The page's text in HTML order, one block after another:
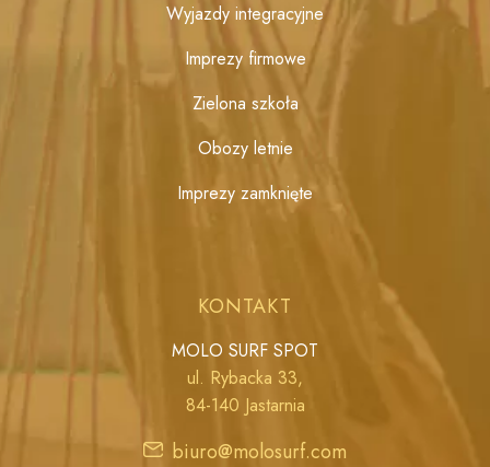
Wyjazdy integracyjne
Imprezy firmowe
Zielona szkoła
Obozy letnie
Imprezy zamknięte
KONTAKT
MOLO SURF SPOT
ul. Rybacka 33,
84-140 Jastarnia
biuro@molosurf.com